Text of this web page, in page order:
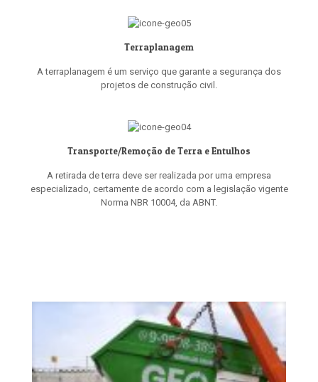
Terraplanagem
A terraplanagem é um serviço que garante a segurança dos
projetos de construção civil.
Transporte/Remoção de Terra e Entulhos
A retirada de terra deve ser realizada por uma empresa
especializado, certamente de acordo com a legislação vigente
Norma NBR 10004, da ABNT.